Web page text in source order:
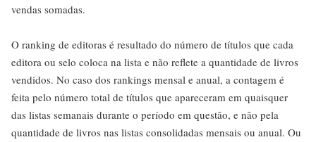
vendas somadas.
O ranking de editoras é resultado do número de títulos que cada
editora ou selo coloca na lista e não reflete a quantidade de livros
vendidos. No caso dos rankings mensal e anual, a contagem é
feita pelo número total de títulos que apareceram em quaisquer
das listas semanais durante o período em questão, e não pela
quantidade de livros nas listas consolidadas mensais ou anual. Ou